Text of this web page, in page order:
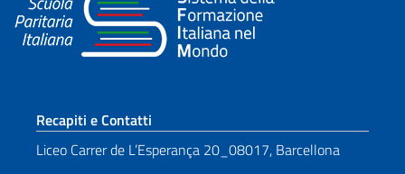
Sezione footer
Recapiti e Contatti
Liceo Carrer de L’Esperança 20_08017, Barcellona